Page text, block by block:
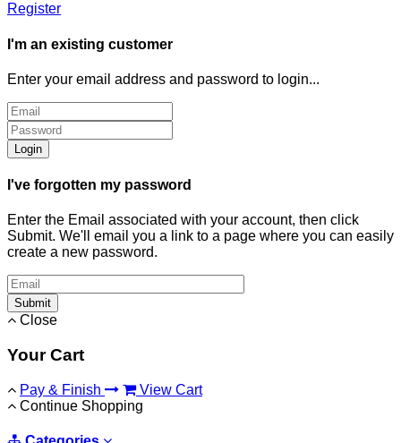
Register
I'm an existing customer
Enter your email address and password to login...
Login
I've forgotten my password
Enter the Email associated with your account, then click
Submit. We'll email you a link to a page where you can easily
create a new password.
Submit
Close
Your Cart
Pay & Finish
View Cart
Continue Shopping